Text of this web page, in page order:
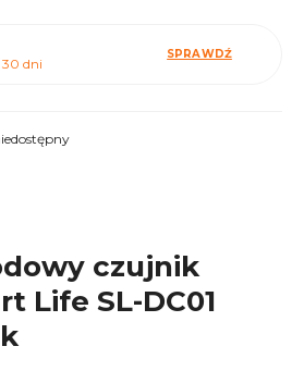
30 dni
SPRAWDŹ
czujnik
Life SL-DC01